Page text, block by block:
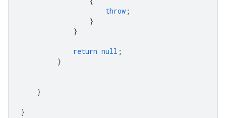
throw ;
}
}
return null ;
}
}
}